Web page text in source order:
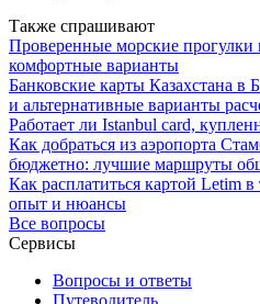
Также спрашивают
Проверенные морские прогулки
комфортные варианты
Банковские карты Казахстана в
и альтернативные варианты
Работает ли Istanbul card,
Как добраться из аэропорта
бюджетно: лучшие маршруты
Как расплатиться картой Letim
опыт и нюансы
Все вопросы
Сервисы
Вопросы и ответы
Путеводитель